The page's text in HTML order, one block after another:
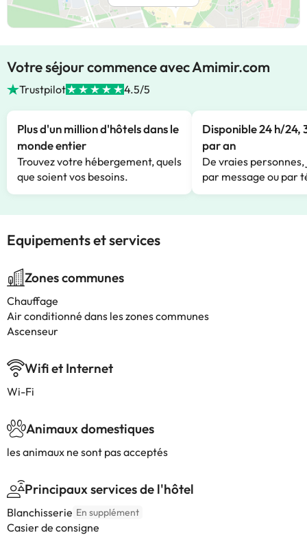
Votre séjour commence avec Amimir.com
Trustpilot 4.5/5
Plus d'un million d'hôtels dans le
monde entier
Trouvez votre hébergement, quels
que soient vos besoins.
Disponible 24 h/24,
par an
De vraies
par message ou par
Equipements et services
Zones communes
Chauffage
Air conditionné dans les zones communes
Ascenseur
Wifi et Internet
Wi-Fi
Animaux domestiques
les animaux ne sont pas acceptés
Principaux services de l'hôtel
Blanchisserie En supplément
Casier de consigne